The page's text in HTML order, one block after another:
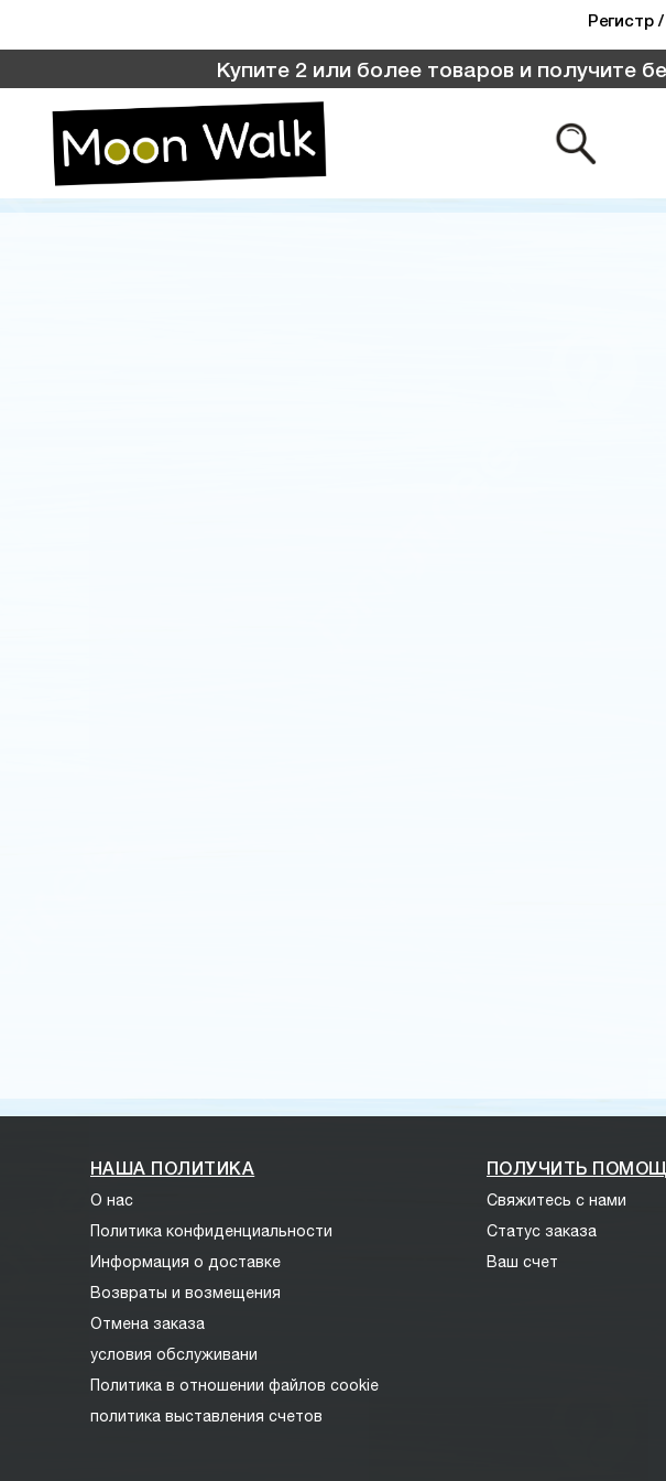
Pегистр /
Купите 2 или более товаров и получите
НАША ПОЛИТИКА
О нас
Политика конфиденциальности
Информация о доставке
Возвраты и возмещения
Отмена заказа
условия обслуживани
Политика в отношении файлов cookie
политика выставления счетов
ПОЛУЧИТЬ
Свяжитесь с нами
Статус заказа
Ваш счет